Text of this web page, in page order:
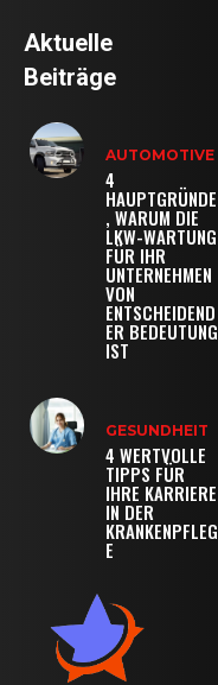
Aktuelle
Beiträge
AUTOMOTIVE
4
HAUPTGRÜNDE
, WARUM DIE
LKW-WARTUNG
FÜR IHR
UNTERNEHMEN
VON
ENTSCHEIDEND
ER BEDEUTUNG
IST
GESUNDHEIT
4 WERTVOLLE
TIPPS FÜR
IHRE KARRIERE
IN DER
KRANKENPFLEG
E